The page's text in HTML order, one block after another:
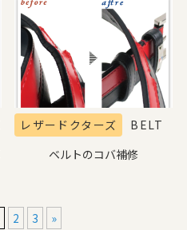
レザードクターズ
BELT
ベルトのコバ補修
2 3 »